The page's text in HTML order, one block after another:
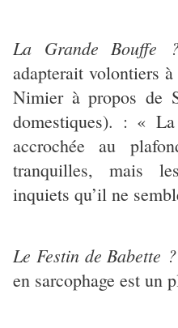
La Grande Bouffe
adapterait volontiers
Nimier à propos de
domestiques). : «
accrochée au
tranquilles, mais
inquiets qu’il ne
Le Festin de Babette ?
en sarcophage est un